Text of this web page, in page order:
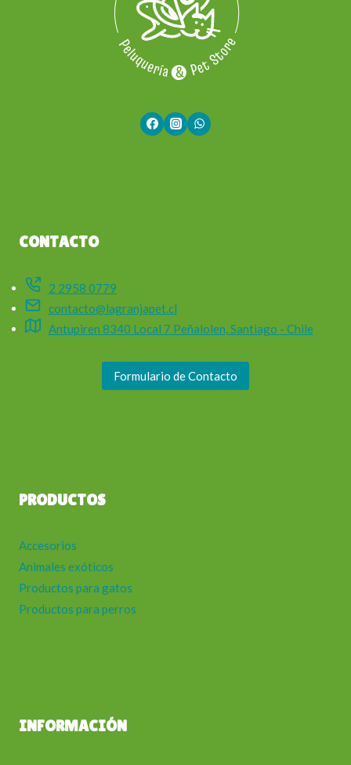
CONTACTO
2 2958 0779
contacto@lagranjapet.cl
Antupiren 8340 Local 7 Peñalolen, Santiago - Chile
Formulario de Contacto
PRODUCTOS
Accesorios
Animales exóticos
Productos para gatos
Productos para perros
INFORMACIÓN